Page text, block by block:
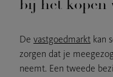
bij het kopen
De vastgoedmarkt kan
zorgen dat je
neemt. Een tweede